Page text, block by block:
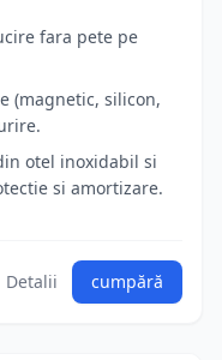
fara pete pe
(magnetic, silicon,
otel inoxidabil si
si amortizare.
Detalii cumpără